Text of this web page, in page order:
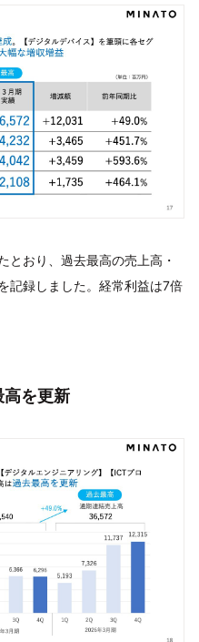
とおり、過去最高の売上高・
記録しました。経常利益は7倍
を更新